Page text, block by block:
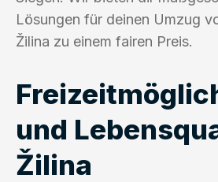
Lösungen für deinen Umzug
Žilina zu einem fairen Preis.
und
Žilina